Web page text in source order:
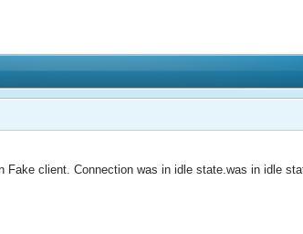
Fake client. Connection was in idle state.was in idle